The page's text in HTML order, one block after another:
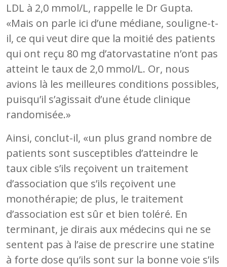
LDL à 2,0 mmol/L, rappelle le Dr Gupta.
«Mais on parle ici d’une médiane, souligne-t-
il, ce qui veut dire que la moitié des patients
qui ont reçu 80 mg d’atorvastatine n’ont pas
atteint le taux de 2,0 mmol/L. Or, nous
avions là les meilleures conditions possibles,
puisqu’il s’agissait d’une étude clinique
randomisée.»
Ainsi, conclut-il, «un plus grand nombre de
patients sont susceptibles d’atteindre le
taux cible s’ils reçoivent un traitement
d’association que s’ils reçoivent une
monothérapie; de plus, le traitement
d’association est sûr et bien toléré. En
terminant, je dirais aux médecins qui ne se
sentent pas à l’aise de prescrire une statine
à forte dose qu’ils sont sur la bonne voie s’ils